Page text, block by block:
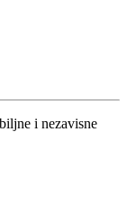
i nezavisne